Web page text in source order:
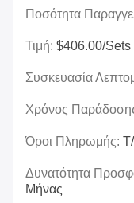
Ποσότητα
Τιμή: $406.00/Sets
Συσκευασία
Χρόνος
Όροι Πληρωμής:
Δυνατότητα
Μήνας